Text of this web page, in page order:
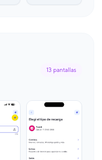
13 pantallas